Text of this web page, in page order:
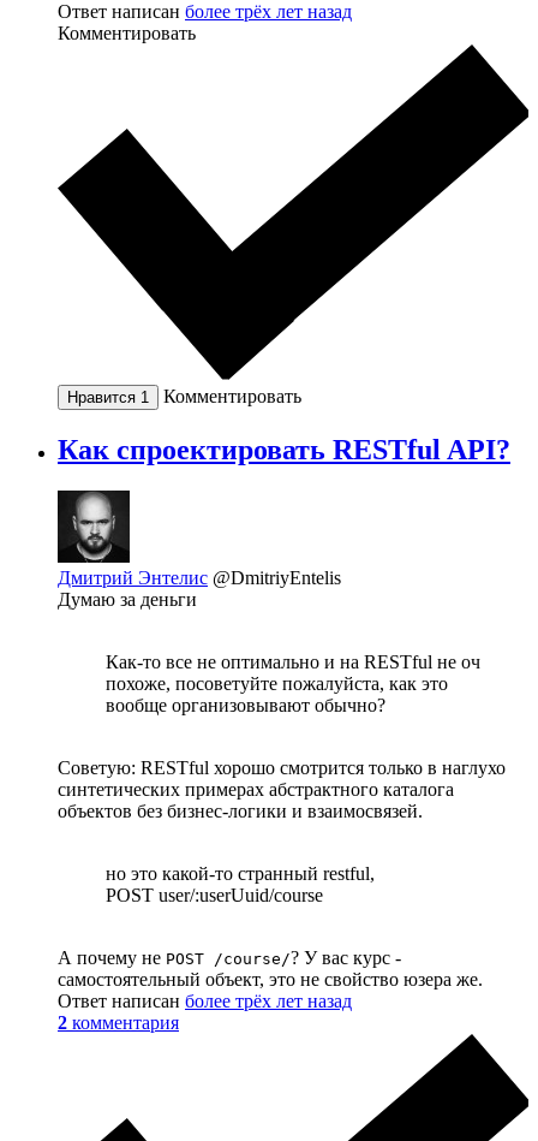
Ответ написан более трёх лет назад
Комментировать
Нравится 1 Комментировать
Как спроектировать RESTful API?
Дмитрий Энтелис @DmitriyEntelis
Думаю за деньги
Как-то все не оптимально и на RESTful не оч
похоже, посоветуйте пожалуйста, как это
вообще организовывают обычно?
Советую: RESTful хорошо смотрится только в наглухо
синтетических примерах абстрактного каталога
объектов без бизнес-логики и взаимосвязей.
но это какой-то странный restful,
POST user/:userUuid/course
А почему не POST /course/? У вас курс -
самостоятельный объект, это не свойство юзера же.
Ответ написан более трёх лет назад
2 комментария